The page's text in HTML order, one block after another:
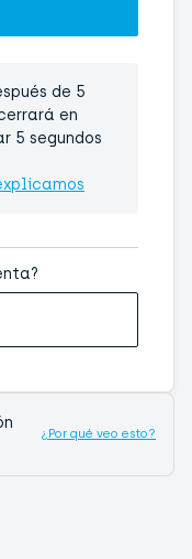
de 5
en
5 segundos
¿Por qué veo esto?